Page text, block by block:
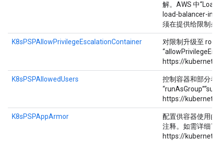
解。AWS 中
load-balancer-
须在提供给限制条
K8sPSPAllowPrivilegeEscalationContainer
对限制升级至
https://
K8sPSPAllowedUsers
控制容器和部分卷
https://
K8sPSPAppArmor
配置供容器使用
注释。如需详细
https://